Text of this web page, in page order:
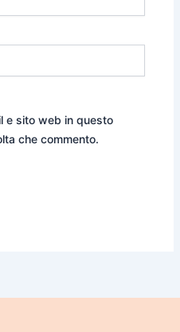
e sito web in questo
che commento.